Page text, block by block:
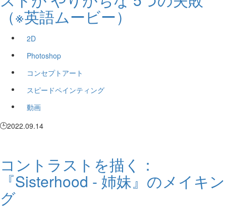
（※英語ムービー）
2D
Photoshop
コンセプトアート
スピードペインティング
動画
2022.09.14
コントラストを描く：
『Sisterhood - 姉妹』のメイキン
グ